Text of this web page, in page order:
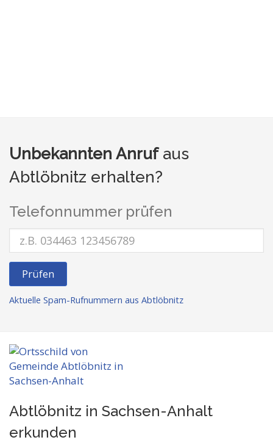
Unbekannten Anrufaus
Abtlöbnitz erhalten?
Telefonnummer prüfen
Prüfen
Aktuelle Spam-Rufnummern aus Abtlöbnitz
Abtlöbnitz in Sachsen-Anhalt
erkunden